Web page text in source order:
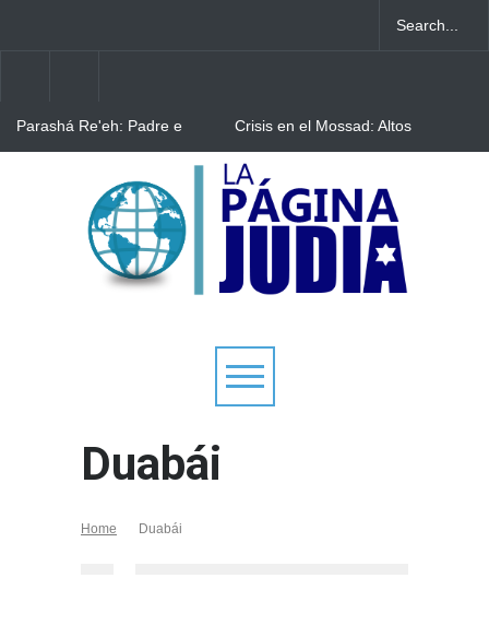
Parashá Re'eh: Padre e
Crisis en el Mossad: Altos
contra el director Roman
Gofman por la
reorganización de Irán
Bulgaria: Adolescentes
judíos italianos fueron
víctimas de un ataque
antisemita en medio de una
creciente hostilidad en toda
Duabái
Home Duabái